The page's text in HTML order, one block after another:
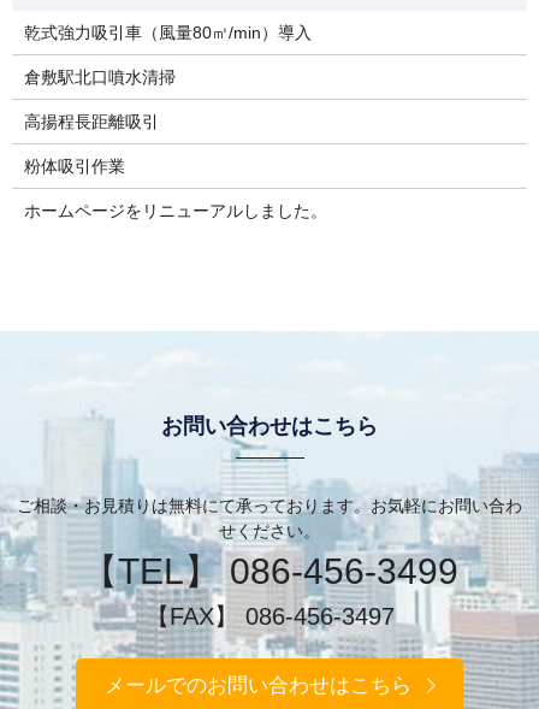
乾式強力吸引車（風量80㎥/min）導入
倉敷駅北口噴水清掃
高揚程長距離吸引
粉体吸引作業
ホームページをリニューアルしました。
お問い合わせはこちら
ご相談・お見積りは無料にて承っております。お気軽にお問い合わ
せください。
【TEL】 086-456-3499
【FAX】 086-456-3497
メールでのお問い合わせはこちら